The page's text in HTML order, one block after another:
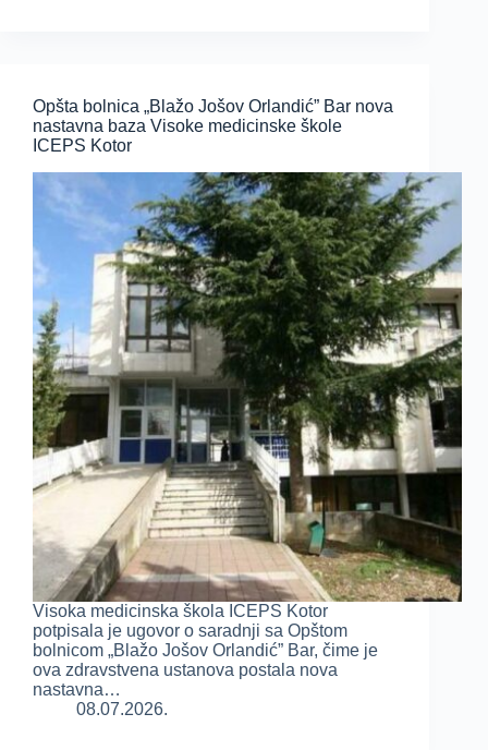
Opšta bolnica „Blažo Jošov Orlandić” Bar nova
nastavna baza Visoke medicinske škole
ICEPS Kotor
Visoka medicinska škola ICEPS Kotor
potpisala je ugovor o saradnji sa Opštom
bolnicom „Blažo Jošov Orlandić” Bar, čime je
ova zdravstvena ustanova postala nova
nastavna…
08.07.2026.